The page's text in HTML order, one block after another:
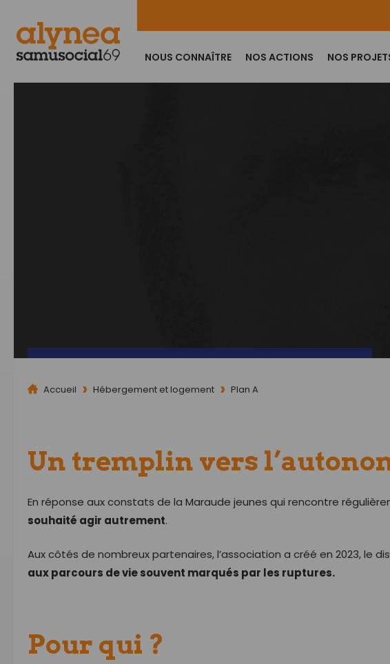
NOUS CONNAÎTRE NOS ACTIONS NOS
Accueil Hébergement et logement Plan A
Un tremplin vers
En réponse aux constats de la Maraude jeunes qui rencontre
souhaité agir autrement.
Aux côtés de nombreux partenaires, l’association a créé en 2023, le
aux parcours de vie souvent marqués par les ruptures.
Pour qui ?